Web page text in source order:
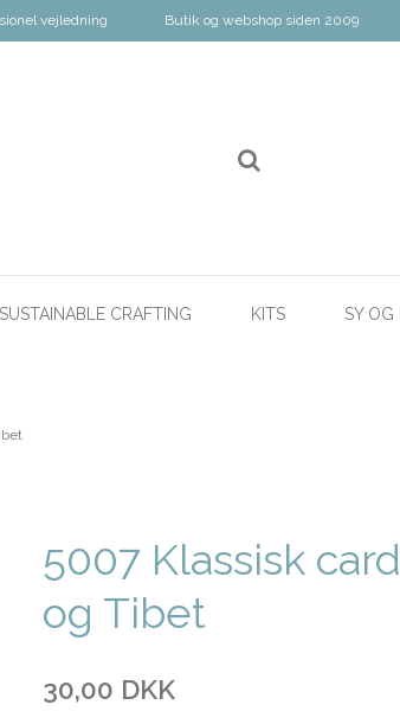
vejledning Butik og webshop siden 2009
SUSTAINABLE CRAFTING KITS SY OG
5007 Klassisk
og Tibet
30,00 DKK